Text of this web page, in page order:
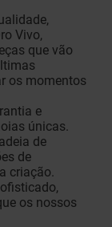
Vivo,
que vão
os momentos
e
únicas.
de
de
criação.
os nossos